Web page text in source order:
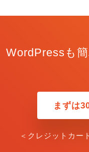
WordPressも
まずは
＜クレジットカー